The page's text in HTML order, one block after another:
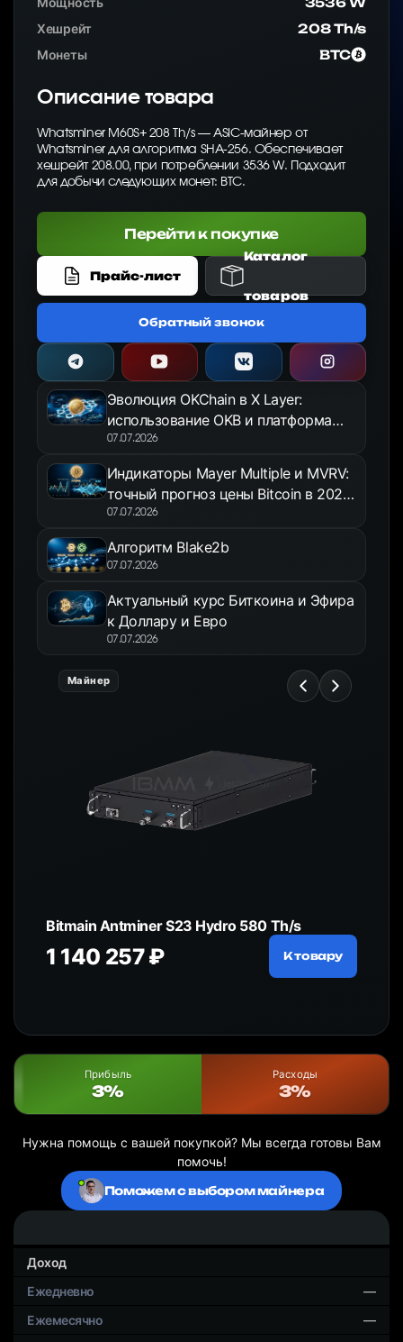
Хешрейт
208 Th/s
Монеты
BTC
Описание товара
Whatsminer M60S+ 208 Th/s — ASIC-майнер от
Whatsminer для алгоритма SHA-256. Обеспечивает
хешрейт 208.00, при потреблении 3536 W. Подходит
для добычи следующих монет: BTC.
Перейти к покупке
Прайс-лист
Каталог
товаров
Обратный звонок
Эволюция OKChain в X Layer:
использование OKB и платформа
OKX Jumpstart в 2026 году
07.07.2026
Индикаторы Mayer Multiple и MVRV:
точный прогноз цены Bitcoin в 2026
году
07.07.2026
Алгоритм Blake2b
07.07.2026
Актуальный курс Биткоина и Эфира
к Доллару и Евро
07.07.2026
Майнер
Bitmain Antminer S23 Hydro 580 Th/s
1 140 257 ₽ К товару
Прибыль
3%
Расходы
3%
Нужна помощь с вашей покупкой? Мы всегда готовы Вам
помочь!
Поможем с выбором майнера
Доход
—
—